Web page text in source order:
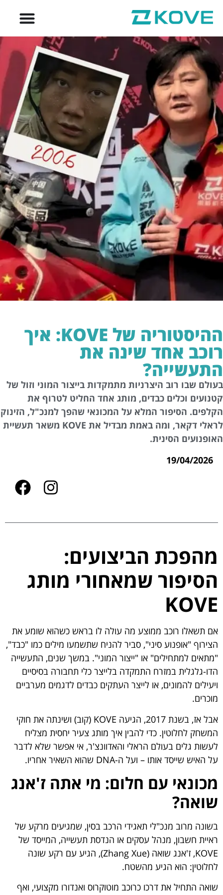
ההיסטוריה של KOVE: איך
רוכב אחד שינה את
התעשייה?
בעולם שבו רוב היצרניות מתמקדות בייצור המוני וזול של
קטנועים וכלים כבדים, מותג אחד החליט לטרוף את
הקלפים. הסיפור המלא על המכונאי שהפך למנכ"ל, הזינוק
לראלי דקאר, ומה באמת מבדיל את KOVE משאר תעשיית
האופנועים הסינית.
19/04/2026
מהפכת הביצועים:
הסיפור שמאחורי מותג
KOVE
אם תשאלו רוכב ממוצע מה עולה לו בראש כשהוא שומע את
הצירוף "אופנוע סיני", סביר להניח שתשמעו מילים כמו "כבד",
"מתאים למתחילים" או "ייצור המוני". במשך שנים, התעשייה
הדו-גלגלית במזרח התמקדה בלייצר כלי תחבורה בסיסיים
ויעילים להמונים, או לייצר העתקים כבדים לדגמים מערביים
מוכרים.
אבל אז, בשנת 2017, הגיעה KOVE (קוב) ושינתה את חוקי
המשחק לחלוטין. כדי להבין איך מותג צעיר יחסית מצליח
לעשות גלים בעולם הראלי והאדוונצ'ר, אי אפשר שלא לדבר
על האיש שייסד אותו – ועל ה-DNA שהוא השאיר אחריו.
מכונאי עם חלום: מי אתה ז'אנג
שואה?
בשונה מרוב מנכ"לי תאגידי הרכב בסין, שמגיעים מרקע של
ראיית חשבון, מנהל עסקים או הנדסת תעשייה, המייסד של
KOVE, ז'אנג שואה (Zhang Xue), הגיע עם רקע שונה
לחלוטין: הוא הגיע מהשטח.
שואה התחיל את דרכו כרוכב מוטוקרוס ואנדורו מקצועי, ואף